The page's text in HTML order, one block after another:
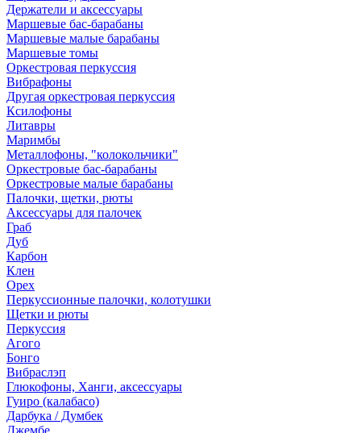
Держатели и аксессуары
Маршевые бас-барабаны
Маршевые малые барабаны
Маршевые томы
Оркестровая перкуссия
Вибрафоны
Другая оркестровая перкуссия
Ксилофоны
Литавры
Маримбы
Металлофоны, "колокольчики"
Оркестровые бас-барабаны
Оркестровые малые барабаны
Палочки, щетки, рюты
Аксессуары для палочек
Граб
Дуб
Карбон
Клен
Орех
Перкуссионные палочки, колотушки
Щетки и рюты
Перкуссия
Агого
Бонго
Вибраслэп
Глюкофоны, Ханги, аксессуары
Гуиро (калабасо)
Дарбука / Думбек
Джембе